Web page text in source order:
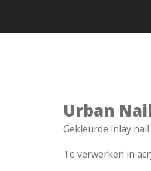
Urban
Gekleurde inlay
Te verwerken in